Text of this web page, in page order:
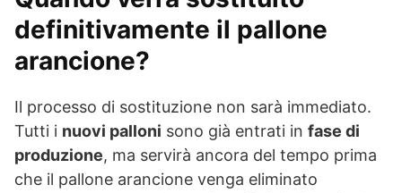
definitivamente il pallone
arancione?
Il processo di sostituzione non sarà immediato.
Tutti i nuovi palloni sono già entrati in fase di
produzione, ma servirà ancora del tempo prima
che il pallone arancione venga eliminato